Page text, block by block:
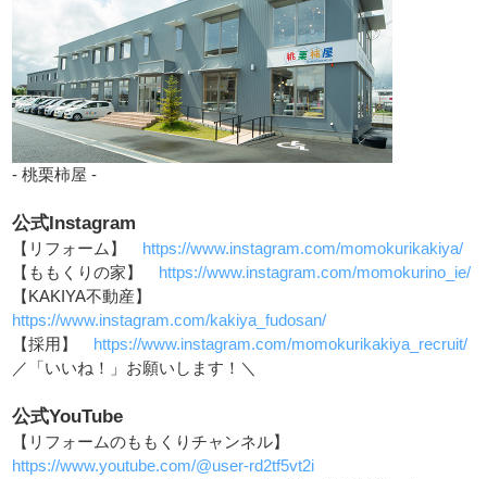
- 桃栗柿屋 -
公式Instagram
【リフォーム】
https://www.instagram.com/momokurikakiya/
【ももくりの家】
https://www.instagram.com/momokurino_ie/
【KAKIYA不動産】
https://www.instagram.com/kakiya_fudosan/
【採用】
https://www.instagram.com/momokurikakiya_recruit/
／「いいね！」お願いします！＼
公式YouTube
【リフォームのももくりチャンネル】
https://www.youtube.com/@user-rd2tf5vt2i